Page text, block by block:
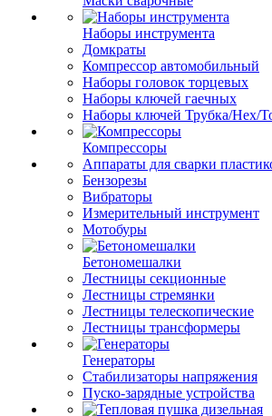
Наборы инструмента
Домкраты
Компрессор автомобильный
Наборы головок торцевых
Наборы ключей гаечных
Наборы ключей Трубка/Hex/
Компрессоры
Аппараты для сварки
Бензорезы
Вибраторы
Измерительный инструмент
Мотобуры
Бетономешалки
Лестницы секционные
Лестницы стремянки
Лестницы телескопические
Лестницы трансформеры
Генераторы
Стабилизаторы напряжения
Пуско-зарядные устройства